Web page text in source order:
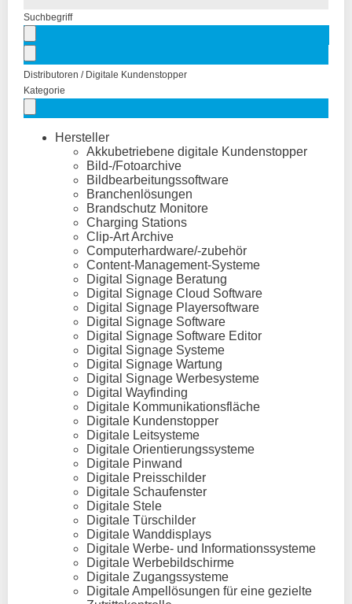
Suchbegriff
Distributoren / Digitale Kundenstopper
Kategorie
Hersteller
Akkubetriebene digitale Kundenstopper
Bild-/Fotoarchive
Bildbearbeitungssoftware
Branchenlösungen
Brandschutz Monitore
Charging Stations
Clip-Art Archive
Computerhardware/-zubehör
Content-Management-Systeme
Digital Signage Beratung
Digital Signage Cloud Software
Digital Signage Playersoftware
Digital Signage Software
Digital Signage Software Editor
Digital Signage Systeme
Digital Signage Wartung
Digital Signage Werbesysteme
Digital Wayfinding
Digitale Kommunikationsfläche
Digitale Kundenstopper
Digitale Leitsysteme
Digitale Orientierungssysteme
Digitale Pinwand
Digitale Preisschilder
Digitale Schaufenster
Digitale Stele
Digitale Türschilder
Digitale Wanddisplays
Digitale Werbe- und Informationssysteme
Digitale Werbebildschirme
Digitale Zugangssysteme
Digitale Ampellösungen für eine gezielte